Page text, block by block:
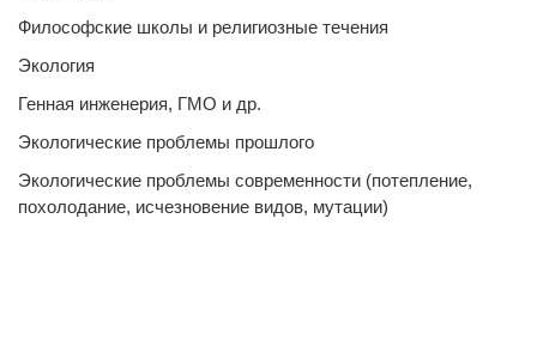
Философские школы и религиозные течения
Экология
Генная инженерия, ГМО и др.
Экологические проблемы прошлого
Экологические проблемы современности (потепление,
похолодание, исчезновение видов, мутации)